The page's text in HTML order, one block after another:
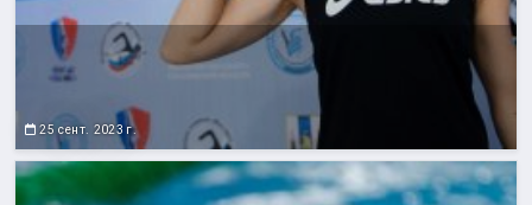
25 сент. 2023 г.